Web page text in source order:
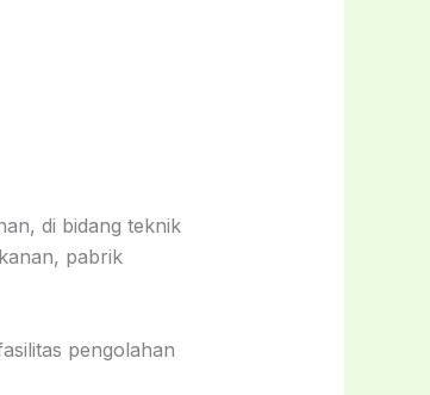
di bidang teknik
pabrik
pengolahan